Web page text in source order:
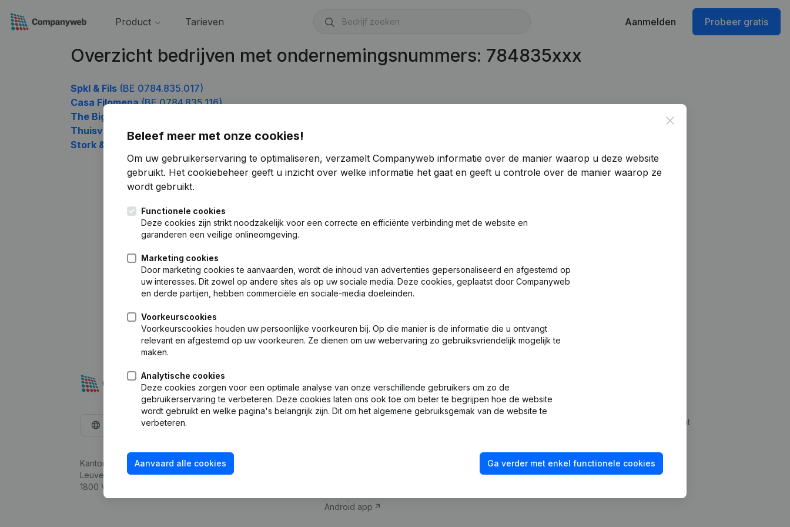
Product Tarieven Aanmelden Probeer gratis
Overzicht bedrijven met ondernemingsnummers: 784835xxx
Spkl & Fils (BE 0784.835.017)
Casa Filomena(BE 0784.835.116)
The BigBear Company
Thuisverpleging Wynthein(BE 0784.835.710)
Stork & Co
Close
Beleef meer met onze cookies!
Om uw gebruikerservaring te optimaliseren, verzamelt Companyweb informatie over de manier waarop u deze website
gebruikt. Het cookiebeheer geeft u inzicht over welke informatie het gaat en geeft u controle over de manier waarop ze
wordt gebruikt.
Functionele cookies
Deze cookies zijn strikt noodzakelijk voor een correcte en efficiënte verbinding met de website en
garanderen een veilige onlineomgeving.
Marketing cookies
Door marketing cookies te aanvaarden, wordt de inhoud van advertenties gepersonaliseerd en afgestemd op
uw interesses. Dit zowel op andere sites als op uw sociale media. Deze cookies, geplaatst door Companyweb
en derde partijen, hebben commerciële en sociale-media doeleinden.
Voorkeurscookies
Voorkeurscookies houden uw persoonlijke voorkeuren bij. Op die manier is de informatie die u ontvangt
relevant en afgestemd op uw voorkeuren. Ze dienen om uw webervaring zo gebruiksvriendelijk mogelijk te
maken.
Analytische cookies
Deze cookies zorgen voor een optimale analyse van onze verschillende gebruikers om zo de
gebruikerservaring te verbeteren. Deze cookies laten ons ook toe om beter te begrijpen hoe de website
wordt gebruikt en welke pagina's belangrijk zijn. Dit om het algemene gebruiksgemak van de website te
verbeteren.
Aanvaard alle cookies Ga verder met enkel functionele cookies
Nederlands
Kantorenpark Everest
Leuvensesteenweg 248D,
1800 Vilvoorde
Bedrijfsinformatie
Android app
Compliance & fraudepreventie
Kredietwaardigheid checken
Integraties op maat
Contact